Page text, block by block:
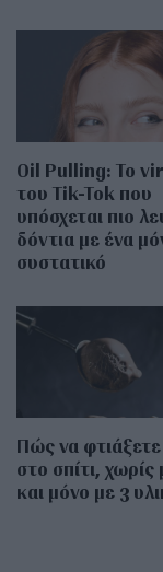
Oil Pulling: To
του Tik-Tok που
υπόσχεται πιο
δόντια με ένα
συστατικό
Πώς να
στο σπίτι, χωρίς
και μόνο με 3